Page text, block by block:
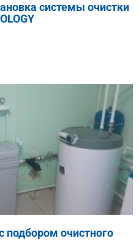
системы очистки
подбором очистного